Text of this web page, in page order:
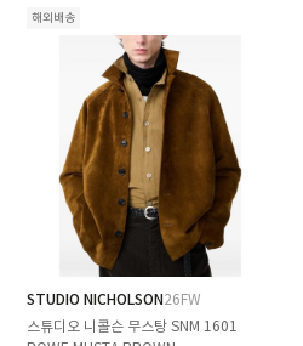
해외배송
STUDIO NICHOLSON26FW
스튜디오 니콜슨 무스탕 SNM 1601